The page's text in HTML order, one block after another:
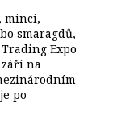
mincí,
smaragdů,
Expo
na
po